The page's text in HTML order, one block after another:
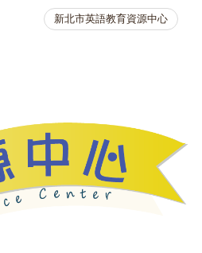
新北市英語教育資源中心